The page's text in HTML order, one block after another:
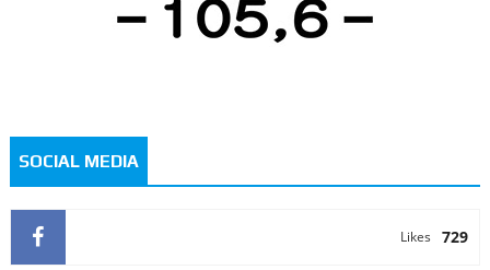
SOCIAL MEDIA
729
Likes